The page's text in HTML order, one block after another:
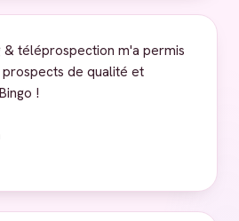
& téléprospection m'a permis
de qualité et
!